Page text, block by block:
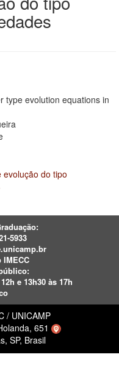
type evolution equations in
do tipo
5933
IMECC
e 13h30 às 17h
/ UNICAMP
651
SP, Brasil